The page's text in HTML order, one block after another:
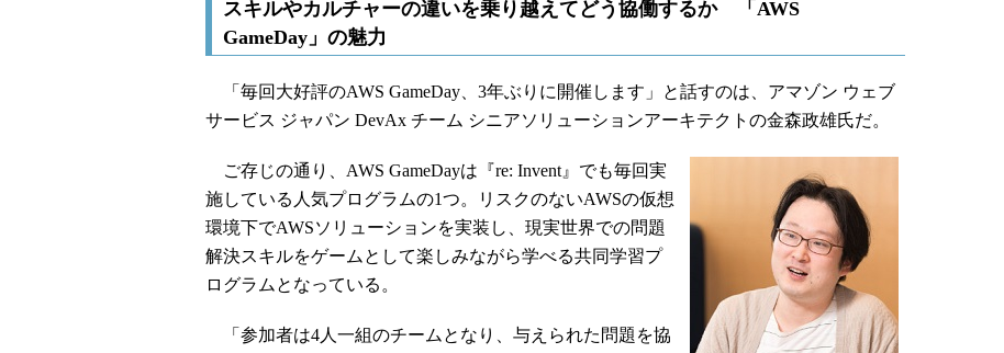
スキルやカルチャーの違いを乗り越えてどう協働するか 「AWS
GameDay」の魅力
「毎回大好評のAWS GameDay、3年ぶりに開催します」と話すのは、アマゾン ウェブ
サービス ジャパン DevAx チーム シニアソリューションアーキテクトの金森政雄氏だ。
ご存じの通り、AWS GameDayは『re: Invent』でも毎回実
施している人気プログラムの1つ。リスクのないAWSの仮想
環境下でAWSソリューションを実装し、現実世界での問題
解決スキルをゲームとして楽しみながら学べる共同学習プ
ログラムとなっている。
「参加者は4人一組のチームとなり、与えられた問題を協